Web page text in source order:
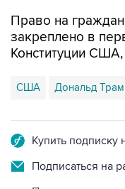
Право на
закреплено в
Конституции США,
США Дональд
Купить
Подписаться на